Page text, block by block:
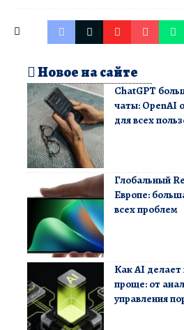
Новое на сайте
ChatGPT
чаты: OpenAI
для всех
Глобальный
Европе:
всех проблем
Как AI
проще: от
управления